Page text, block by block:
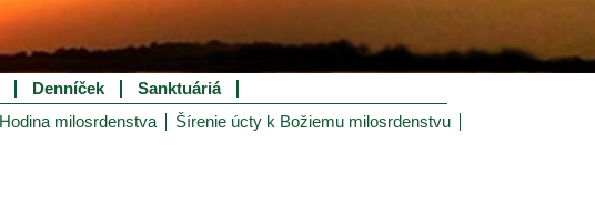
Denníček
Sanktuáriá
Hodina milosrdenstva Šírenie úcty k Božiemu milosrdenstvu